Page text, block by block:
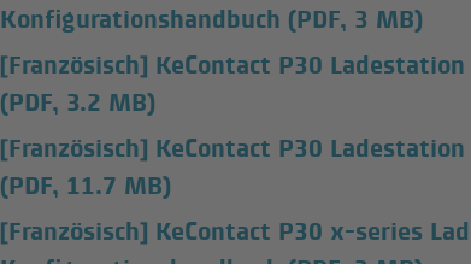
Konfigurationshandbuch (PDF, 3 MB)
[Französisch] KeContact P30
(PDF, 3.2 MB)
[Französisch] KeContact P30
(PDF, 11.7 MB)
[Französisch] KeContact P30 x-series